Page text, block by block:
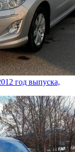
год выпуска,